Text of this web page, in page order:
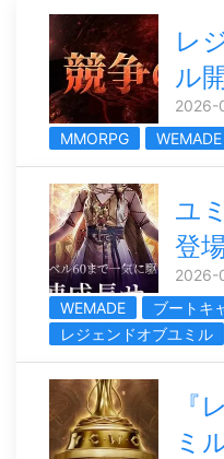
レ
ル
2026-
MMORPG
WEMADE
ユ
登
2026-
WEMADE
ブートキ
レジェンドオブユミル
『
ミ